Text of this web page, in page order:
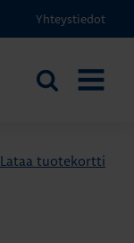
Yhteystiedot
Etsi
Lataa tuotekortti